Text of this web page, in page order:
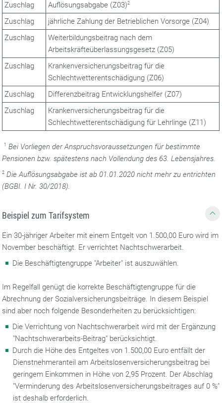
Zuschlag
Auflösungsabgabe (Z03)2
Zuschlag
jährliche Zahlung der Betrieblichen Vorsorge (Z04)
Zuschlag
Weiterbildungsbeitrag nach dem
Arbeitskräfteüberlassungsgesetz (Z05)
Zuschlag
Krankenversicherungsbeitrag für die
Schlechtwetterentschädigung (Z06)
Zuschlag
Differenzbeitrag Entwicklungshelfer (Z07)
Zuschlag
Krankenversicherungsbeitrag für die
Schlechtwetterentschädigung für Lehrlinge (Z11)
1
Bei Vorliegen der Anspruchsvoraussetzungen für bestimmte
Pensionen bzw. spätestens nach Vollendung des 63. Lebensjahres.
2 Die Auflösungsabgabe ist ab 01.01.2020 nicht mehr zu entrichten
(BGBI. I Nr. 30/2018).
Beispiel zum Tarifsystem
Ein 30-jähriger Arbeiter mit einem Entgelt von 1.500,00 Euro wird im
November beschäftigt. Er verrichtet Nachtschwerarbeit.
Die Beschäftigtengruppe "Arbeiter" ist auszuwählen.
Im Regelfall genügt die korrekte Beschäftigtengruppe für die
Abrechnung der Sozialversicherungsbeiträge. In diesem Beispiel
sind aber noch folgende Besonderheiten zu berücksichtigen:
Die Verrichtung von Nachtschwerarbeit wird mit der Ergänzung
"Nachtschwerarbeits-Beitrag" berücksichtigt.
Durch die Höhe des Entgeltes von 1.500,00 Euro entfällt der
Dienstnehmeranteil am Arbeitslosenversicherungsbeitrag bei
geringem Einkommen in Höhe von 2,95 Prozent. Der Abschlag
"Verminderung des Arbeitslosenversicherungsbeitrages auf 0 %"
ist deshalb erforderlich.